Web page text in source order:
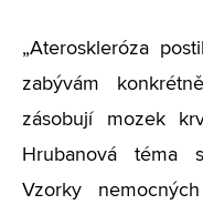
„Ateroskleróza
zabývám
zásobují mozek
Hrubanová téma
Vzorky